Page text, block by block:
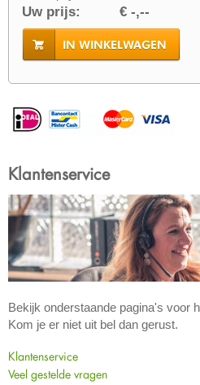
Uw prijs: € -,--
IN WINKELWAGEN
Klantenservice
Bekijk onderstaande pagina's voor
Kom je er niet uit bel dan gerust.
Klantenservice
Veel gestelde vragen